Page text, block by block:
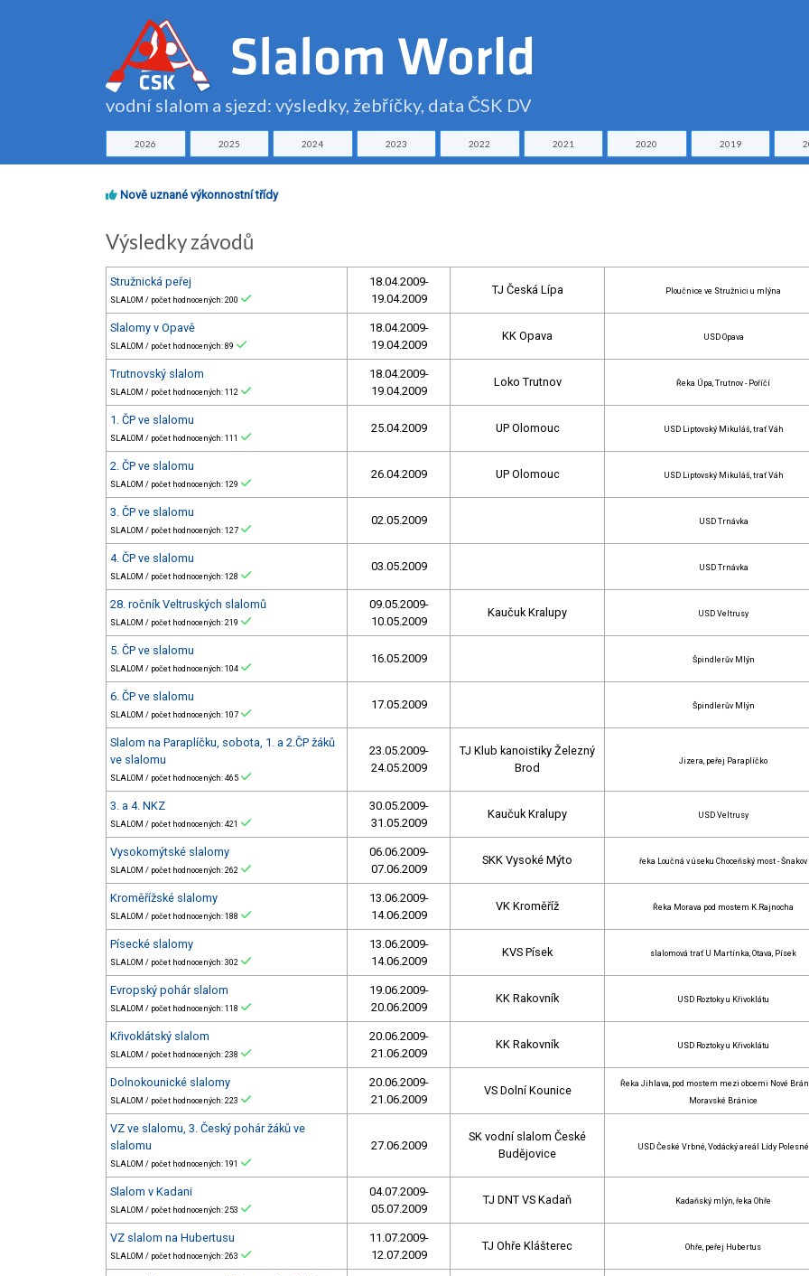
vodní slalom a sjezd: výsledky, žebříčky, data ČSK DV
2026 2025 2024 2023 2022 2021 2020 2019
Nově uznané výkonnostní třídy
Výsledky závodů
Stružnická peřej
SLALOM / počet hodnocených: 200
18.04.2009-
19.04.2009
TJ Česká Lípa Ploučnice ve Stružnici u mlýna
Slalomy v Opavě
SLALOM / počet hodnocených: 89
18.04.2009-
19.04.2009
KK Opava USD Opava
Trutnovský slalom
SLALOM / počet hodnocených: 112
18.04.2009-
19.04.2009
Loko Trutnov Řeka Úpa, Trutnov - Poříčí
1. ČP ve slalomu
SLALOM / počet hodnocených: 111
25.04.2009 UP Olomouc USD Liptovský Mikuláš, trať Váh
2. ČP ve slalomu
SLALOM / počet hodnocených: 129
26.04.2009 UP Olomouc USD Liptovský Mikuláš, trať Váh
3. ČP ve slalomu
SLALOM / počet hodnocených: 127
02.05.2009 USD Trnávka
4. ČP ve slalomu
SLALOM / počet hodnocených: 128
03.05.2009 USD Trnávka
28. ročník Veltruských slalomů
SLALOM / počet hodnocených: 219
09.05.2009-
10.05.2009
Kaučuk Kralupy USD Veltrusy
5. ČP ve slalomu
SLALOM / počet hodnocených: 104
16.05.2009 Špindlerův Mlýn
6. ČP ve slalomu
SLALOM / počet hodnocených: 107
17.05.2009 Špindlerův Mlýn
Slalom na Paraplíčku, sobota, 1. a 2.ČP žáků
ve slalomu
SLALOM / počet hodnocených: 465
23.05.2009-
24.05.2009
TJ Klub kanoistiky Železný
Brod
Jizera, peřej Paraplíčko
3. a 4. NKZ
SLALOM / počet hodnocených: 421
30.05.2009-
31.05.2009
Kaučuk Kralupy USD Veltrusy
Vysokomýtské slalomy
SLALOM / počet hodnocených: 262
06.06.2009-
07.06.2009
SKK Vysoké Mýto řeka Loučná v úseku Choceňský most - Šnakov
Kroměřížské slalomy
SLALOM / počet hodnocených: 188
13.06.2009-
14.06.2009
VK Kroměříž Řeka Morava pod mostem K.Rajnocha
Písecké slalomy
SLALOM / počet hodnocených: 302
13.06.2009-
14.06.2009
KVS Písek slalomová trať U Martínka, Otava, Písek
Evropský pohár slalom
SLALOM / počet hodnocených: 118
19.06.2009-
20.06.2009
KK Rakovník USD Roztoky u Křivoklátu
Křivoklátský slalom
SLALOM / počet hodnocených: 238
20.06.2009-
21.06.2009
KK Rakovník USD Roztoky u Křivoklátu
Dolnokounické slalomy
SLALOM / počet hodnocených: 223
20.06.2009-
21.06.2009
VS Dolní Kounice
Řeka Jihlava, pod mostem mezi obcemi Nové
Moravské Bránice
VZ ve slalomu, 3. Český pohár žáků ve
slalomu
SLALOM / počet hodnocených: 191
27.06.2009
SK vodní slalom České
Budějovice
USD České Vrbné, Vodácký areál Lídy Polesné
Slalom v Kadani
SLALOM / počet hodnocených: 253
04.07.2009-
05.07.2009
TJ DNT VS Kadaň Kadaňský mlýn, řeka Ohře
VZ slalom na Hubertusu
SLALOM / počet hodnocených: 263
11.07.2009-
12.07.2009
TJ Ohře Klášterec Ohře, peřej Hubertus